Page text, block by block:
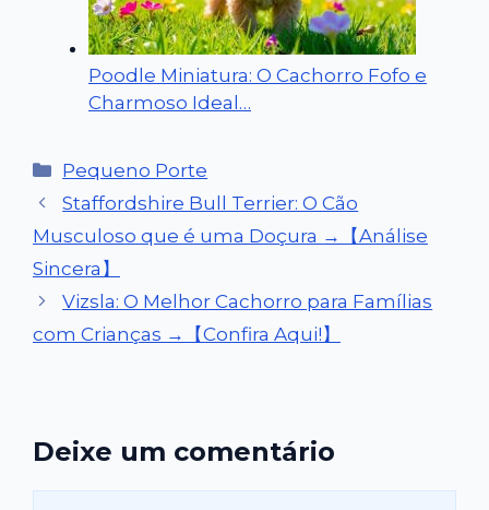
Poodle Miniatura: O Cachorro Fofo e
Charmoso Ideal…
Categorias
Pequeno Porte
Staffordshire Bull Terrier: O Cão
Musculoso que é uma Doçura →【Análise
Sincera】
Vizsla: O Melhor Cachorro para Famílias
com Crianças →【Confira Aqui!】
Deixe um comentário